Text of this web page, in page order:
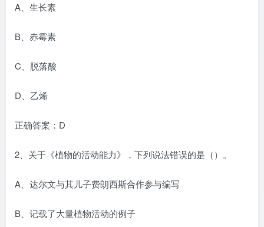
A、生长素
B、赤霉素
C、脱落酸
D、乙烯
正确答案：D
2、关于《植物的活动能力》，下列说法错误的是（）。
A、达尔文与其儿子费朗西斯合作参与编写
B、记载了大量植物活动的例子